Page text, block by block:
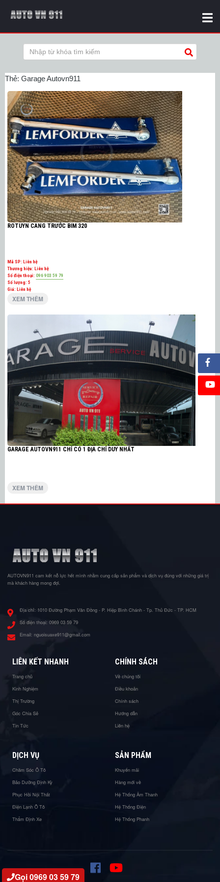
Thẻ: Garage Autovn911
ROTUYN CANG TRƯỚC BIM 320
Mã SP: Liên hệ
Thương hiệu: Liên hệ
Số điện thoại: 096 903 59 79
Số lượng: 5
Giá: Liên hệ
XEM THÊM
GARAGE AUTOVN911 CHỈ CÓ 1 ĐỊA CHỈ DUY NHẤT
XEM THÊM
AUTOVN911 cam kết nỗ lực hết mình nhằm cung cấp sản phẩm và dịch vụ đúng với những giá trị
mà khách hàng mong đợi.
Địa chỉ: 1010 Đường Phạm Văn Đồng - P. Hiệp Bình Chánh - Tp. Thủ Đức - TP. HCM
Số điện thoại: 0969 03 59 79
Email: nguoisuaxe911@gmail.com
LIÊN KẾT NHANH
Trang chủ
Kinh Nghiệm
Thị Trường
Góc Chia Sẻ
Tin Tức
CHÍNH SÁCH
Về chúng tôi
Điều khoản
Chính sách
Hướng dẫn
Liên hệ
DỊCH VỤ
Chăm Sóc Ô Tô
Bảo Dưỡng Định Kỳ
Phục Hồi Nội Thất
Điện Lạnh Ô Tô
Thẩm Định Xe
SẢN PHẨM
Khuyến mãi
Hàng mới về
Hệ Thống Âm Thanh
Hệ Thống Điện
Hệ Thống Phanh
Gọi 0969 03 59 79